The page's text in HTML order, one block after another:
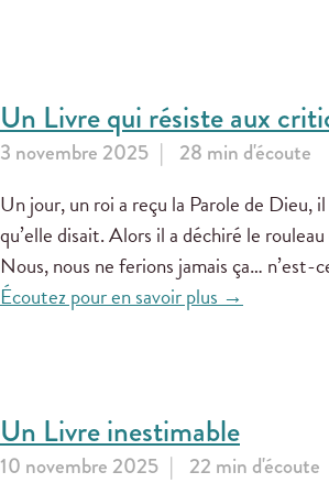
Un Livre qui résiste aux
3 novembre 2025 28 min d'écoute
Un jour, un roi a reçu la Parole de Dieu, il
qu’elle disait. Alors il a déchiré le
Nous, nous ne ferions jamais ça… n’est-
Écoutez pour en savoir plus →
Un Livre inestimable
10 novembre 2025 22 min d'écoute